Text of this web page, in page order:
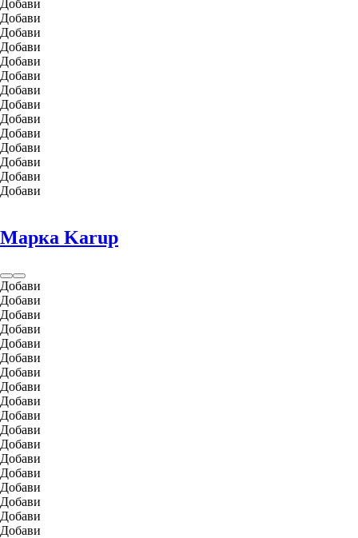
Добави
Добави
Добави
Добави
Добави
Добави
Добави
Добави
Добави
Добави
Добави
Добави
Добави
Добави
Марка Karup
Добави
Добави
Добави
Добави
Добави
Добави
Добави
Добави
Добави
Добави
Добави
Добави
Добави
Добави
Добави
Добави
Добави
Добави